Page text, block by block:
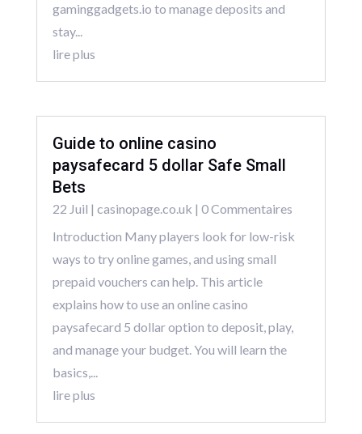
gaminggadgets.io to manage deposits and
stay...
lire plus
Guide to online casino
paysafecard 5 dollar Safe Small
Bets
22 Juil | casinopage.co.uk | 0 Commentaires
Introduction Many players look for low-risk
ways to try online games, and using small
prepaid vouchers can help. This article
explains how to use an online casino
paysafecard 5 dollar option to deposit, play,
and manage your budget. You will learn the
basics,...
lire plus